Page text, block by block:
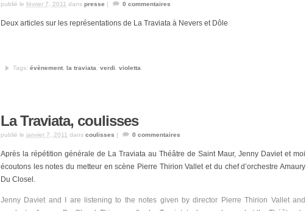
publié le février 7, 2011 dans presse | 0 commentaires
Deux articles sur les représentations de La Traviata à Nevers et Dôle
Tags: évènement la traviata verdi violetta
La Traviata, coulisses
publié le janvier 7, 2011 dans coulisses | 0 commentaires
Après la répétition générale de La Traviata au Théâtre de Saint Maur, Jenny Daviet et moi
écoutons les notes du metteur en scène Pierre Thirion Vallet et du chef d’orchestre Amaury
Du Closel.
Jenny Daviet and I are listening to the notes given by director Pierre Thirion Vallet and